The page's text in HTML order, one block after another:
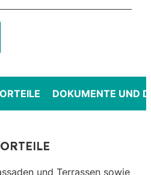
DOKUMENTE UND
und Terrassen sowie